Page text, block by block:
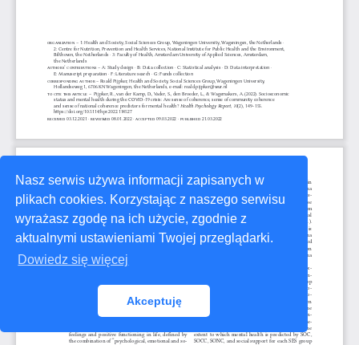
Nasz serwis używa informacji zapisanych w
plikach cookies. Korzystając z naszego serwisu
wyrażasz zgodę na ich użycie, zgodnie z
aktualnymi ustawieniami Twojej przeglądarki.
Dowiedz się więcej
Akceptuję